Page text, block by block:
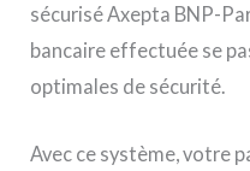
sécurisé Axepta BNP-
bancaire effectuée se
optimales de sécurité.
Avec ce système, votre